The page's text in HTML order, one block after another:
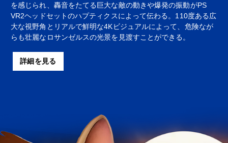
を感じられ、轟音をたてる巨大な敵の動きや爆発の振動がPS
VR2ヘッドセットのハプティクスによって伝わる。110度ある広
大な視野角とリアルで鮮明な4Kビジュアルによって、危険なが
らも壮麗なロサンゼルスの光景を見渡すことができる。
詳細を見る